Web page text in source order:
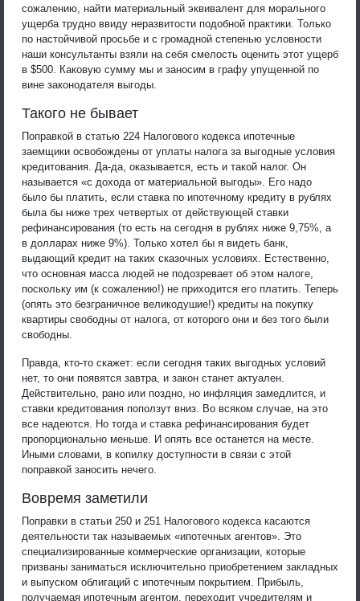
сожалению, найти материальный эквивалент для морального
ущерба трудно ввиду неразвитости подобной практики. Только
по настойчивой просьбе и с громадной степенью условности
наши консультанты взяли на себя смелость оценить этот ущерб
в $500. Каковую сумму мы и заносим в графу упущенной по
вине законодателя выгоды.
Такого не бывает
Поправкой в статью 224 Налогового кодекса ипотечные
заемщики освобождены от уплаты налога за выгодные условия
кредитования. Да-да, оказывается, есть и такой налог. Он
называется «с дохода от материальной выгоды». Его надо
было бы платить, если ставка по ипотечному кредиту в рублях
была бы ниже трех четвертых от действующей ставки
рефинансирования (то есть на сегодня в рублях ниже 9,75%, а
в долларах ниже 9%). Только хотел бы я видеть банк,
выдающий кредит на таких сказочных условиях. Естественно,
что основная масса людей не подозревает об этом налоге,
поскольку им (к сожалению!) не приходится его платить. Теперь
(опять это безграничное великодушие!) кредиты на покупку
квартиры свободны от налога, от которого они и без того были
свободны.
Правда, кто-то скажет: если сегодня таких выгодных условий
нет, то они появятся завтра, и закон станет актуален.
Действительно, рано или поздно, но инфляция замедлится, и
ставки кредитования поползут вниз. Во всяком случае, на это
все надеются. Но тогда и ставка рефинансирования будет
пропорционально меньше. И опять все останется на месте.
Иными словами, в копилку доступности в связи с этой
поправкой заносить нечего.
Вовремя заметили
Поправки в статьи 250 и 251 Налогового кодекса касаются
деятельности так называемых «ипотечных агентов». Это
специализированные коммерческие организации, которые
призваны заниматься исключительно приобретением закладных
и выпуском облигаций с ипотечным покрытием. Прибыль,
получаемая ипотечным агентом, переходит учредителям и